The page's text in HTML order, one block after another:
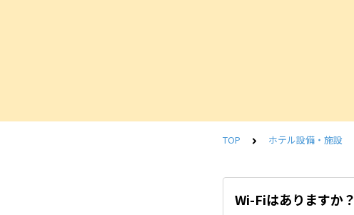
TOP ホテル設備・施設
Wi-Fiはありますか？